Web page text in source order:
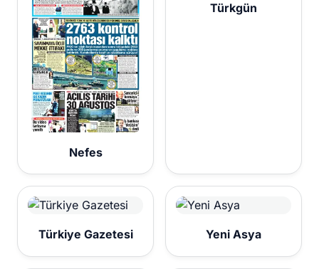
Nefes
Türkgün
Türkiye Gazetesi Yeni Asya